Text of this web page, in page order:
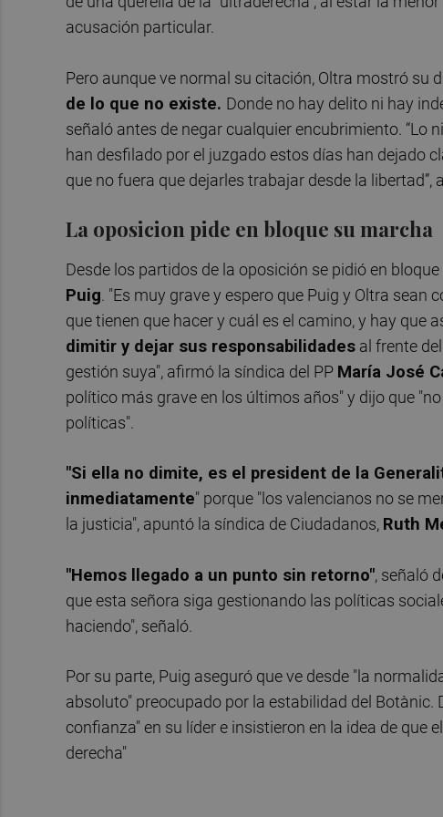
acusación particular.
Pero aunque ve normal su citación, Oltra mostró su
de lo que no existe. Donde no hay delito ni hay
señaló antes de negar cualquier encubrimiento. “Lo
han desfilado por el juzgado estos días han dejado
que no fuera que dejarles trabajar desde la libertad”,
La oposicion pide en bloque su marcha
Desde los partidos de la oposición se pidió en
Puig. "Es muy grave y espero que Puig y Oltra sean
que tienen que hacer y cuál es el camino, y hay que
dimitir y dejar sus responsabilidades al frente
gestión suya", afirmó la síndica del PP María José
político más grave en los últimos años" y dijo que
políticas".
"Si ella no dimite, es el president de la
inmediatamente" porque "los valencianos no se
la justicia", apuntó la síndica de Ciudadanos, Ruth
"Hemos llegado a un punto sin retorno", señaló
que esta señora siga gestionando las políticas
haciendo", señaló.
Por su parte, Puig aseguró que ve desde "la
absoluto" preocupado por la estabilidad del
confianza" en su líder e insistieron en la idea de que
derecha"